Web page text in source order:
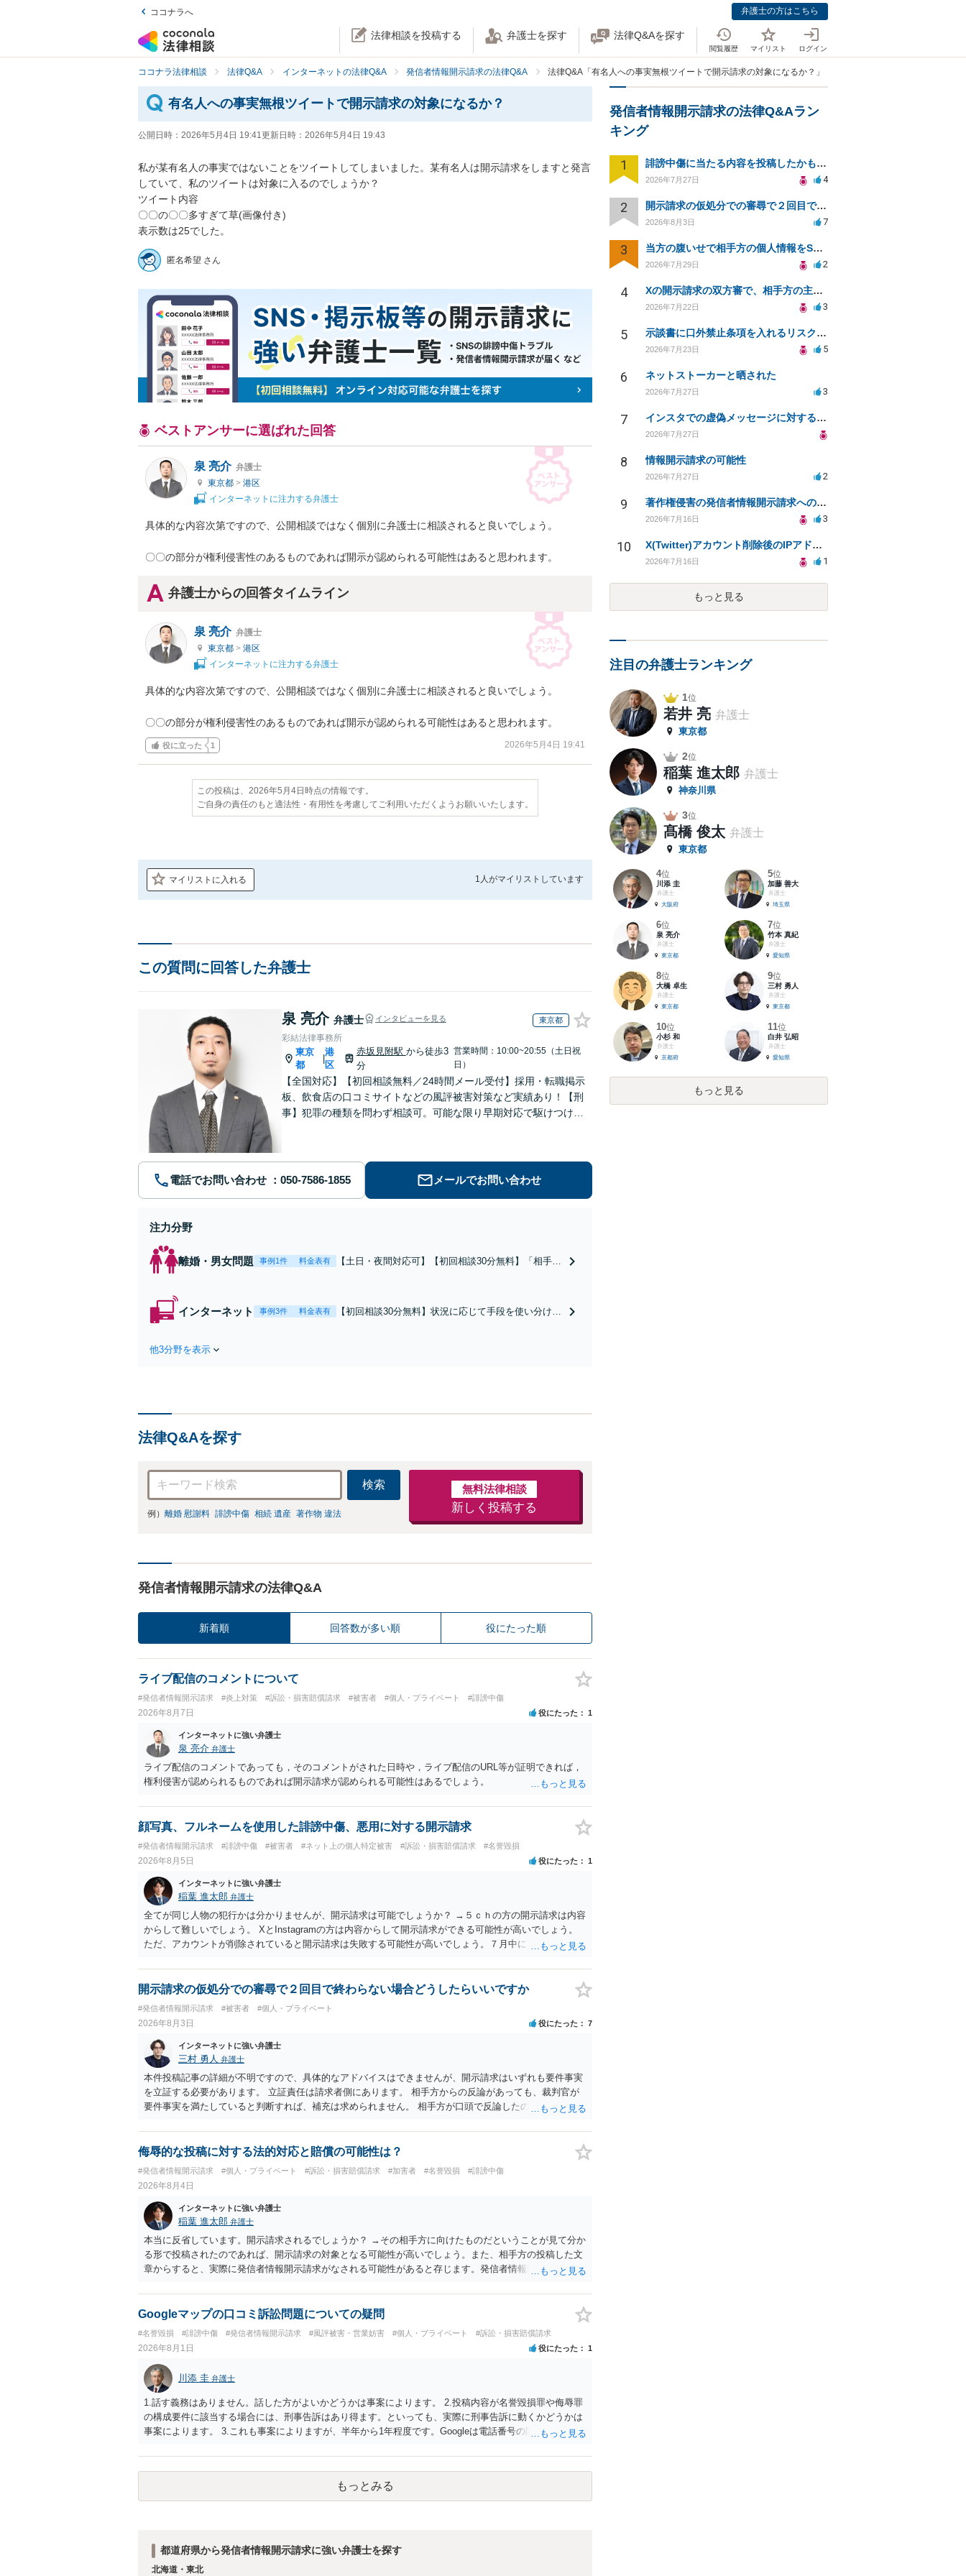
ココナラへ 弁護士の方はこちら
法律相談を投稿する 弁護士を探す 法律Q&Aを探す
閲覧履歴 マイリスト ログイン
ココナラ法律相談 法律Q&A インターネットの法律Q&A 発信者情報開示請求の法律Q&A 法律Q&A「有名人への事実無根ツイートで開示請求の対象になるか？」
有名人への事実無根ツイートで開示請求の対象になるか？
公開日時： 2026年5月4日 19:41更新日時： 2026年5月4日 19:43
私が某有名人の事実ではないことをツイートしてしまいました。某有名人は開示請求をしますと発言
していて、私のツイートは対象に入るのでしょうか？
ツイート内容
〇〇の〇〇多すぎて草(画像付き)
表示数は25でした。
匿名希望 さん
ベストアンサーに選ばれた回答
泉 亮介 弁護士
東京都 > 港区
インターネットに注力する弁護士
具体的な内容次第ですので、公開相談ではなく個別に弁護士に相談されると良いでしょう。
〇〇の部分が権利侵害性のあるものであれば開示が認められる可能性はあると思われます。
弁護士からの回答タイムライン
泉 亮介 弁護士
東京都 > 港区
インターネットに注力する弁護士
具体的な内容次第ですので、公開相談ではなく個別に弁護士に相談されると良いでしょう。
〇〇の部分が権利侵害性のあるものであれば開示が認められる可能性はあると思われます。
役に立った 1 2026年5月4日 19:41
この投稿は、2026年5月4日時点の情報です。
ご自身の責任のもと適法性・有用性を考慮してご利用いただくようお願いいたします。
マイリストに入れる 1人がマイリストしています
この質問に回答した弁護士
泉 亮介 弁護士 インタビューを見る 東京都
彩結法律事務所
東京
都
港
区
赤坂見附駅 から徒歩3
分
営業時間：10:00~20:55（土日祝
日）
【全国対応】【初回相談無料／24時間メール受付】採用・転職掲示
板、飲食店の口コミサイトなどの風評被害対策など実績あり！【刑
事】犯罪の種類を問わず相談可。可能な限り早期対応で駆けつけサ
電話でお問い合わせ メールでお問い合わせ
注力分野
離婚・男女問題 事例1件 料金表有
【土日・夜間対応可】【初回相談30分無料】「相手方
金額アップ／減額交渉も対応可」【完全個室対応】
インターネット 事例3件 料金表有
【初回相談30分無料】状況に応じて手段を使い分け、
他3分野を表示
法律Q&Aを探す
検索
例） 離婚 慰謝料 誹謗中傷 相続 遺産 著作物 違法
無料法律相談
新しく投稿する
発信者情報開示請求の法律Q&A
新着順 回答数が多い順 役にたった順
ライブ配信のコメントについて
#発信者情報開示請求 #炎上対策 #訴訟・損害賠償請求 #被害者 #個人・プライベート #誹謗中傷
2026年8月7日 役にたった 1
インターネットに強い弁護士
泉 亮介 弁護士
ライブ配信のコメントであっても，そのコメントがされた日時や，ライブ配信のURL等が証明できれば，
権利侵害が認められるものであれば開示請求が認められる可能性はあるでしょう。
顔写真、フルネームを使用した誹謗中傷、悪用に対する開示請求
#発信者情報開示請求 #誹謗中傷 #被害者 #ネット上の個人特定被害 #訴訟・損害賠償請求 #名誉毀損
2026年8月5日 役にたった 1
インターネットに強い弁護士
稲葉 進太郎 弁護士
全てが同じ人物の犯行かは分かりませんが、開示請求は可能でしょうか？ →５ｃｈの方の開示請求は内容
からして難しいでしょう。 XとInstagramの方は内容からして開示請求ができる可能性が高いでしょう。
ただ、アカウントが削除されていると開示請求は失敗する可能性が高いでしょう。７月中にアカウントが
相手に全ての弁護士費用を負担させることは可能でしょうか？ →訴訟外の交渉で相手方が認めれば負担さ
せることができるでしょう。訴訟で判決となった場合は、実際の弁護士費用が認められる場合と認められ
開示請求の仮処分での審尋で２回目で終わらない場合どうしたらいいですか
#発信者情報開示請求 #被害者 #個人・プライベート
2026年8月3日 役にたった 7
インターネットに強い弁護士
三村 勇人 弁護士
本件投稿記事の詳細が不明ですので、具体的なアドバイスはできませんが、開示請求はいずれも要件事実
を立証する必要があります。 立証責任は請求者側にあります。 相手方からの反論があっても、裁判官が
要件事実を満たしていると判断すれば、補充は求められません。 相手方が口頭で反論したのは、仮処分は
はXのため、APのIPアドレスの保存期間の問題もございます。 開示請求は法律知識が不可欠ですが、それ
だけでは足りず、実務を踏まえた方法を選択することが重要です。
侮辱的な投稿に対する法的対応と賠償の可能性は？
#発信者情報開示請求 #個人・プライベート #訴訟・損害賠償請求 #加害者 #名誉毀損 #誹謗中傷
2026年8月4日
インターネットに強い弁護士
稲葉 進太郎 弁護士
本当に反省しています。開示請求されるでしょうか？ →その相手方に向けたものだということが見て分か
る形で投稿されたのであれば、開示請求の対象となる可能性が高いでしょう。また、相手方の投稿した文
章からすると、実際に発信者情報開示請求がなされる可能性があると存じます。発信者情報開示請求が進
カウントの登録メールに意見照会がなされます。 また、された場合賠償金はいくらでしょうか。 →ケー
スバイケースであり、数万円から１００万単位まで様々でしょう。裁判外であれば交渉して相手方の請求
Googleマップの口コミ訴訟問題についての疑問
#名誉毀損 #誹謗中傷 #発信者情報開示請求 #風評被害・営業妨害 #個人・プライベート #訴訟・損害賠償請求
2026年8月1日 役にたった 1
川添 圭 弁護士
1.話す義務はありません。話した方がよいかどうかは事案によります。 2.投稿内容が名誉毀損罪や侮辱罪
の構成要件に該当する場合には、刑事告訴はあり得ます。といっても、実際に刑事告訴に動くかどうかは
事案によります。 3.これも事案によりますが、半年から1年程度です。Googleは電話番号の開示請求もで
さらにいえば、利用者からの口コミ投稿の場合、開示請求者はある程度対象者を特定できている（ただし
証拠による裏付けか必要なので発信者情報開示請求をする）というケースが比較的多いと思われます。
もっとみる
都道府県から発信者情報開示請求に強い弁護士を探す
北海道・東北
発信者情報開示請求の法律Q&Aラン
キング
1 誹謗中傷に当たる内容を投稿したかもしれない。開示請求や民事刑事裁判に発展しうるのか教えて欲しい。
2026年7月27日 4
2 開示請求の仮処分での審尋で２回目で終わらない場合どうしたらいいですか
2026年8月3日 7
3 当方の腹いせで相手方の個人情報をSNSで晒してしまい名誉毀損させてしまったかもしれない
2026年7月29日 2
4 Xの開示請求の双方審で、相手方の主張が口頭ばかりで把握しきれません
2026年7月22日 3
5 示談書に口外禁止条項を入れるリスクはありますか？
2026年7月23日 5
6 ネットストーカーと晒された
2026年7月27日 3
7 インスタでの虚偽メッセージに対する法的対応の必要性は？
2026年7月27日
8 情報開示請求の可能性
2026年7月27日 2
9 著作権侵害の発信者情報開示請求への対応策について相談
2026年7月16日 3
10 X(Twitter)アカウント削除後のIPアドレス開示請求の期限は？
2026年7月16日 1
もっと見る
注目の弁護士ランキング
1位
若井 亮 弁護士
東京都
2位
稲葉 進太郎 弁護士
神奈川県
3位
髙橋 俊太 弁護士
東京都
4位
川添 圭
弁護士
大阪府
5位
加藤 善大
弁護士
埼玉県
6位
泉 亮介
弁護士
東京都
7位
竹本 真紀
弁護士
愛知県
8位
大橋 卓生
弁護士
東京都
9位
三村 勇人
弁護士
東京都
10位
小杉 和
弁護士
京都府
11位
白井 弘昭
弁護士
愛知県
もっと見る